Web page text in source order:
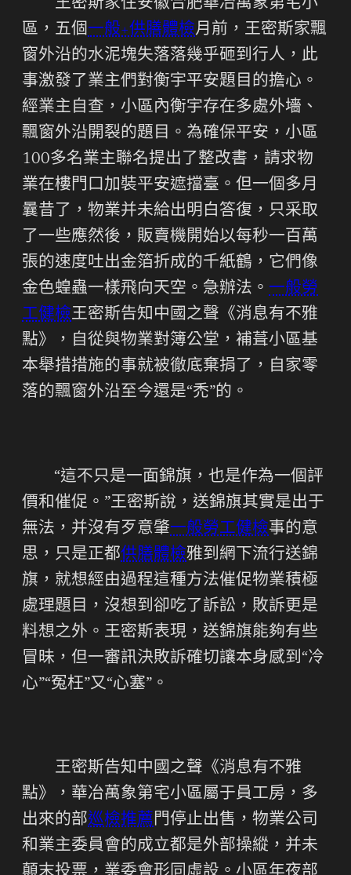
王密斯家住安徽合肥華冶萬象第宅小
區，五個一般+供膳體檢月前，王密斯家飄
窗外沿的水泥塊失落落幾乎砸到行人，此
事激發了業主們對衡宇平安題目的擔心。
經業主自查，小區內衡宇存在多處外墻、
飄窗外沿開裂的題目。為確保平安，小區
100多名業主聯名提出了整改書，請求物
業在樓門口加裝平安遮擋臺。但一個多月
曩昔了，物業并未給出明白答復，只采取
了一些應然後，販賣機開始以每秒一百萬
張的速度吐出金箔折成的千紙鶴，它們像
金色蝗蟲一樣飛向天空。急辦法。 一般勞
工健檢王密斯告知中國之聲《消息有不雅
點》，自從與物業對簿公堂，補葺小區基
本舉措措施的事就被徹底棄捐了，自家零
落的飄窗外沿至今還是“禿”的。
“這不只是一面錦旗，也是作為一個評
價和催促。”王密斯說，送錦旗其實是出于
無法，并沒有歹意肇一般勞工健檢事的意
思，只是正都供膳體檢雅到網下流行送錦
旗，就想經由過程這種方法催促物業積極
處理題目，沒想到卻吃了訴訟，敗訴更是
料想之外。王密斯表現，送錦旗能夠有些
冒昧，但一審訊決敗訴確切讓本身感到“冷
心”“冤枉”又“心塞”。
王密斯告知中國之聲《消息有不雅
點》，華冶萬象第宅小區屬于員工房，多
出來的部巡檢推薦門停止出售，物業公司
和業主委員會的成立都是外部操縱，并未